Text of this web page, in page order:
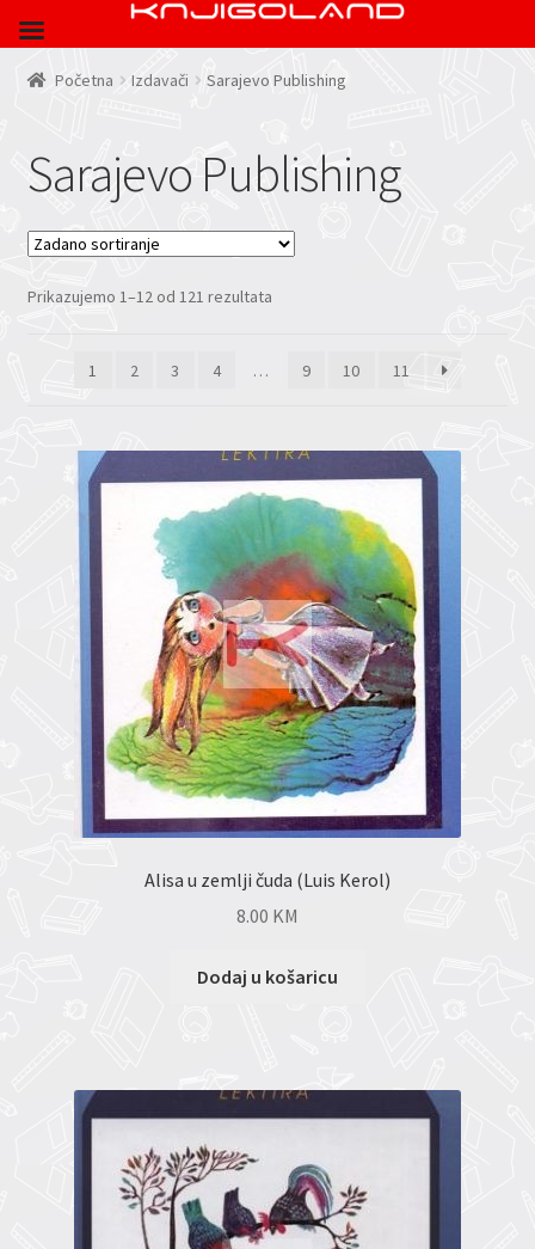
Početna Izdavači Sarajevo Publishing
Sarajevo Publishing
Prikazujemo 1–12 od 121 rezultata
1 2 3 4 … 9 10 11
Alisa u zemlji čuda (Luis Kerol)
8.00 KM
Dodaj u košaricu